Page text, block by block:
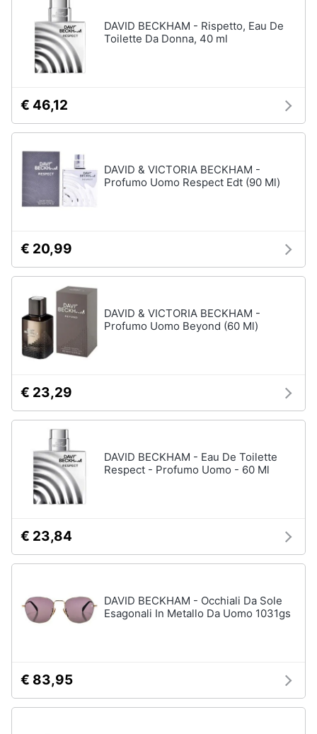
DAVID BECKHAM - Rispetto, Eau De
Toilette Da Donna, 40 ml
€ 46,12
DAVID & VICTORIA BECKHAM -
Profumo Uomo Respect Edt (90 Ml)
€ 20,99
DAVID & VICTORIA BECKHAM -
Profumo Uomo Beyond (60 Ml)
€ 23,29
DAVID BECKHAM - Eau De Toilette
Respect - Profumo Uomo - 60 Ml
€ 23,84
DAVID BECKHAM - Occhiali Da Sole
Esagonali In Metallo Da Uomo 1031gs
€ 83,95